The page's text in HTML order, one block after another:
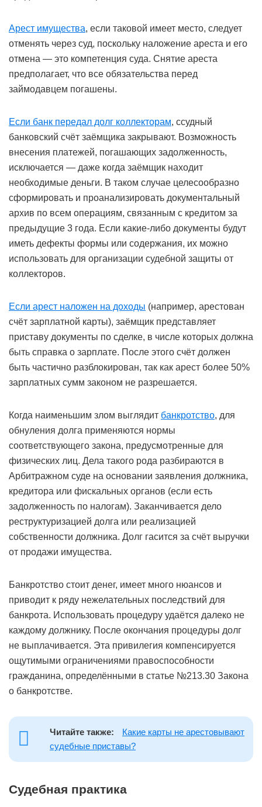
Арест имущества, если таковой имеет место, следует
отменять через суд, поскольку наложение ареста и его
отмена — это компетенция суда. Снятие ареста
предполагает, что все обязательства перед
займодавцем погашены.
Если банк передал долг коллекторам, ссудный
банковский счёт заёмщика закрывают. Возможность
внесения платежей, погашающих задолженность,
исключается — даже когда заёмщик находит
необходимые деньги. В таком случае целесообразно
сформировать и проанализировать документальный
архив по всем операциям, связанным с кредитом за
предыдущие 3 года. Если какие-либо документы будут
иметь дефекты формы или содержания, их можно
использовать для организации судебной защиты от
коллекторов.
Если арест наложен на доходы (например, арестован
счёт зарплатной карты), заёмщик представляет
приставу документы по сделке, в числе которых должна
быть справка о зарплате. После этого счёт должен
быть частично разблокирован, так как арест более 50%
зарплатных сумм законом не разрешается.
Когда наименьшим злом выглядит банкротство, для
обнуления долга применяются нормы
соответствующего закона, предусмотренные для
физических лиц. Дела такого рода разбираются в
Арбитражном суде на основании заявления должника,
кредитора или фискальных органов (если есть
задолженность по налогам). Заканчивается дело
реструктуризацией долга или реализацией
собственности должника. Долг гасится за счёт выручки
от продажи имущества.
Банкротство стоит денег, имеет много нюансов и
приводит к ряду нежелательных последствий для
банкрота. Использовать процедуру удаётся далеко не
каждому должнику. После окончания процедуры долг
не выплачивается. Эта привилегия компенсируется
ощутимыми ограничениями правоспособности
гражданина, определёнными в статье №213.30 Закона
о банкротстве.
Читайте также:
Какие карты не арестовывают
судебные приставы?
Судебная практика